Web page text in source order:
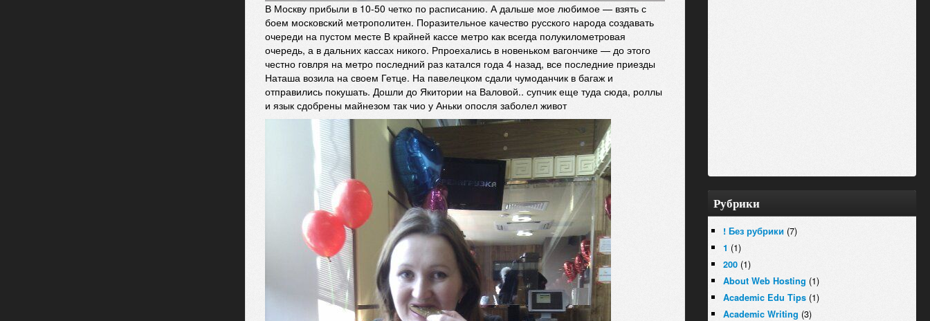
В Москву прибыли в 10-50 четко по расписанию. А дальше мое любимое — взять с
боем московский метрополитен. Поразительное качество русского народа создавать
очереди на пустом месте В крайней кассе метро как всегда полукилометровая
очередь, а в дальних кассах никого. Рпроехались в новеньком вагончике — до этого
честно говлря на метро последний раз катался года 4 назад, все последние приезды
Наташа возила на своем Гетце. На павелецком сдали чумоданчик в багаж и
отправились покушать. Дошли до Якитории на Валовой.. супчик еще туда сюда, роллы
и язык сдобрены майнезом так чио у Аньки опосля заболел живот
Рубрики
! Без рубрики (7)
1 (1)
200 (1)
About Web Hosting (1)
Academic Edu Tips (1)
Academic Writing (3)